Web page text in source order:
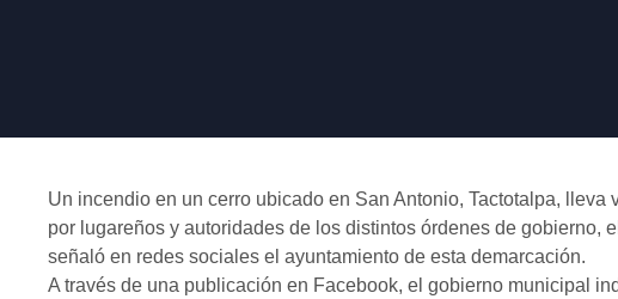
Un incendio en un cerro ubicado en San Antonio, Tactotalpa, lleva
por lugareños y autoridades de los distintos órdenes de gobierno,
señaló en redes sociales el ayuntamiento de esta demarcación.
A través de una publicación en Facebook, el gobierno municipal